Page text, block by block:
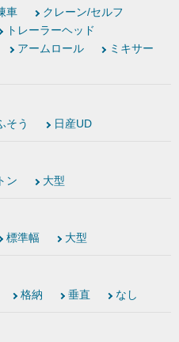
車
クレーン/セルフ
トレーラーヘッド
アームロール
ミキサー
そう 日産UD
ン 大型
標準幅 大型
格納 垂直 なし